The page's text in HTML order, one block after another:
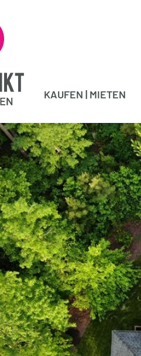
KAUFEN | MIETEN